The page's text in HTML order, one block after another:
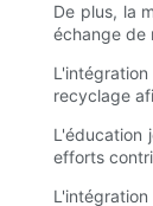
De plus, la
échange de
recyclage
L'éducation
efforts